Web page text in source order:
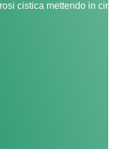
cistica mettendo in